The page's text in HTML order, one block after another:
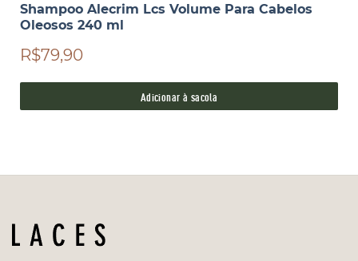
Shampoo Alecrim Lcs Volume Para Cabelos
Oleosos 240 ml
R$79,90
Adicionar à sacola